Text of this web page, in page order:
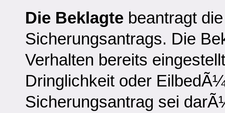
Die Beklagte beantragt
Sicherungsantrags. Die
Verhalten bereits
Dringlichkeit oder
Sicherungsantrag sei